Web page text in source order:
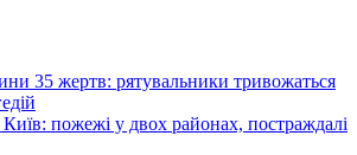
35 жертв: рятувальники тривожаться
пожежі у двох районах, постраждалі